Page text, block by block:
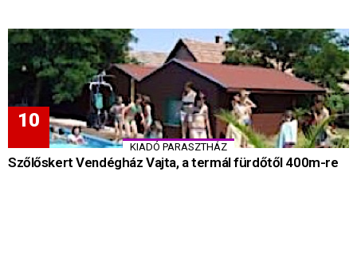
KIADÓ PARASZTHÁZ
Szőlőskert Vendégház Vajta, a termál fürdőtől 400m-re